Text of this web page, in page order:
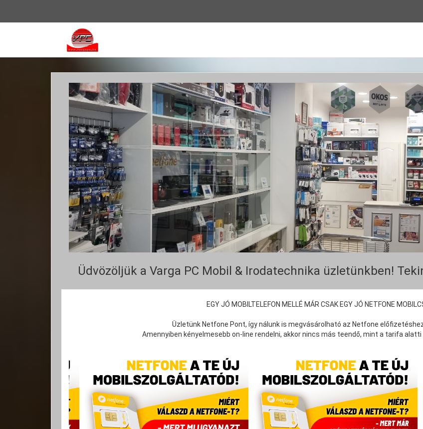
Vissza
Üdvözöljük a Varga PC Mobil & Irodatechnika üzletünkben!
EGY JÓ MOBILTELEFON MELLÉ MÁR CSAK EGY JÓ NETFONE
Üzletünk Netfone Pont, így nálunk is megvásárolható az Netfone
Amennyiben kényelmesebb on-line rendelni, akkor nincs más teendő, mint a tarifa alatti